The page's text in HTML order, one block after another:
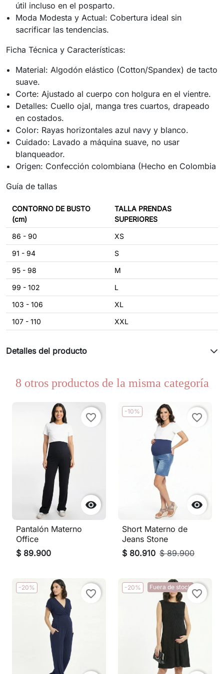
útil incluso en el posparto.
Moda Modesta y Actual: Cobertura ideal sin
sacrificar las tendencias.
Ficha Técnica y Características:
Material: Algodón elástico (Cotton/Spandex) de tacto
suave.
Corte: Ajustado al cuerpo con holgura en el vientre.
Detalles: Cuello ojal, manga tres cuartos, drapeado
en costados.
Color: Rayas horizontales azul navy y blanco.
Cuidado: Lavado a máquina suave, no usar
blanqueador.
Origen: Confección colombiana (Hecho en Colombia
Guía de tallas
CONTORNO DE BUSTO
(cm)
TALLA PRENDAS
SUPERIORES
86 - 90
XS
91 - 94
S
95 - 98
M
99 - 102
L
103 - 106
XL
107 - 110
XXL
Detalles del producto
8 otros productos de la misma categoría

favorite_border
Pantalón Materno
Office
$ 89.900
-10%

favorite_border
Short Materno de
Jeans Stone
$ 80.910 $ 89.900
-20%
favorite_border
-20% Fuera de stock
favorite_border